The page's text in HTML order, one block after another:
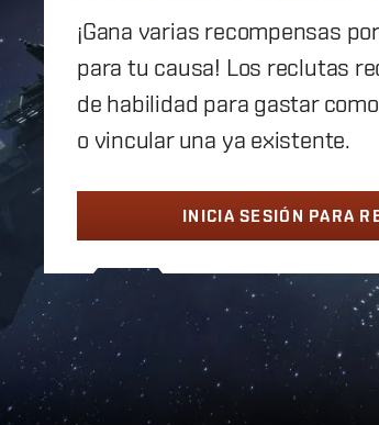
¡Gana varias recompensas
para tu causa! Los reclutas
de habilidad para gastar
o vincular una ya existente.
INICIA SESIÓN PARA